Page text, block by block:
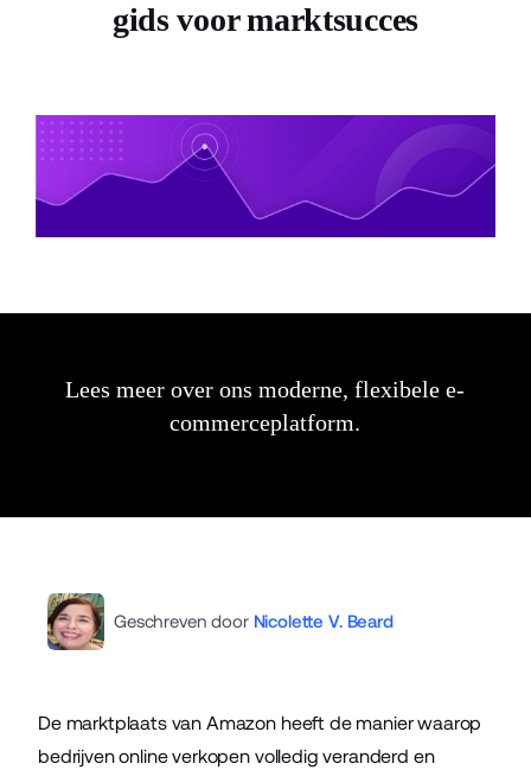
gids voor marktsucces
Lees meer over ons moderne, flexibele e-
commerceplatform.
Geschreven door Nicolette V. Beard
De marktplaats van Amazon heeft de manier waarop
bedrijven online verkopen volledig veranderd en